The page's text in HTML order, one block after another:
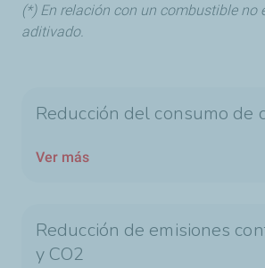
(*) En relación con un combustible no
aditivado.
Reducción del consumo de
Ver más
Reducción de emisiones
y CO2